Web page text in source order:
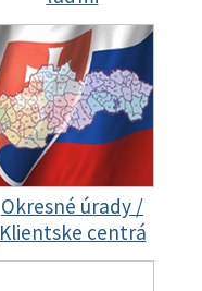
Okresné úrady /
Klientske centrá